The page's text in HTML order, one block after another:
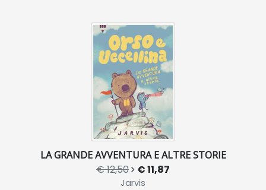
LA GRANDE AVVENTURA E ALTRE STORIE
€ 12,50 € 11,87
Jarvis